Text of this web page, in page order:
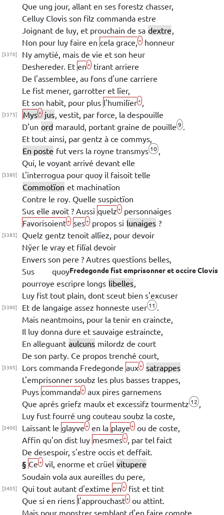
Que ung jour, allant en ses forestz chasser,
Celluy Clovis son filz commanda estre
Joignant de luy, et prouchain de sa dextre,
Non pour luy faire en cela grace, + honneur
[3370] Ny amytié, mais de vie et son heur
Deshereder. Et en + tirant arriere
De l'assemblee, au fons d'une carriere
Le fist mener, garrotter et lïer,
Et son habit, pour plus l'humilïer+ ,
[3375] Mys+ jus, vestit, par force, la despouille
D'un ord marauld, portant graine de pouille 9 .
Et tout ainsi, par gentz à ce commys,
En poste fut vers la royne transmys 10 ,
Qui, le voyant arrivé devant elle
[3380]
L'interrogua pour quoy il faisoit telle
Commotïon et machinatïon
Contre le roy. Quelle suspictïon
Sus elle avoit ? Aussi quelz + personnaiges
Favorisoient+ ses+ propos si lunaiges ?
[3385]
Quelz gentz tenoit allïez, pour devoir
Nÿer le vray et filïal devoir
Envers son pere ? Autres questïons belles,
Fredegonde fist emprisonner et occireClovis
Sus quoy
pourroye escripre longs libelles,
Luy fist tout plain, dont sceut bien s'excuser
[3390] Et de langaige assez honneste user 11 .
Mais neantmoins, pour la tenir en craincte,
Il luy donna dure et sauvaige estraincte,
En alleguant aulcuns milordz de court
De son party. Ce propos trenché court,
[3395] Lors commanda Fredegonde aux+ satrappes
L'emprisonner soubz les plus basses trappes,
Puys commanda+ aux pires garnemens
Que aprés griefz maulx et excessifz tourmentz 12 ,
Luy fust fourré ung couteau soubz la coste,
[3400] Laissant le glayve + en la playe + ou de coste,
Affin qu'on dist luy mesmes+ , par tel faict
De desespoir, s'estre occis et deffait.
§ Ce+ vil, enorme et crüel vitupere
Soudain vola aux aureilles du pere,
[3405] Qui tout autant d'extime en + fist et tint
Que si en riens l'approuchast+ ou attint.
Mais pour monstrer semblant d'en faire compte